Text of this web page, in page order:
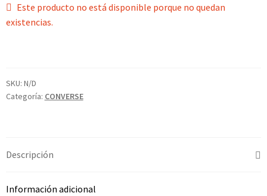
Este producto no está disponible porque no quedan
existencias.
SKU: N/D
Categoría: CONVERSE
Descripción
Información adicional